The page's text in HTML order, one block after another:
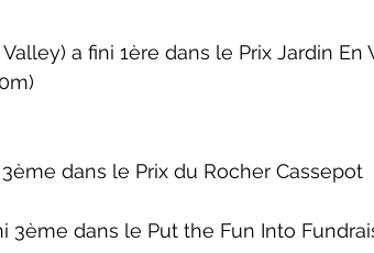
Valley) a fini 1ère dans le Prix Jardin En
3ème dans le Prix du Rocher Cassepot
3ème dans le Put the Fun Into